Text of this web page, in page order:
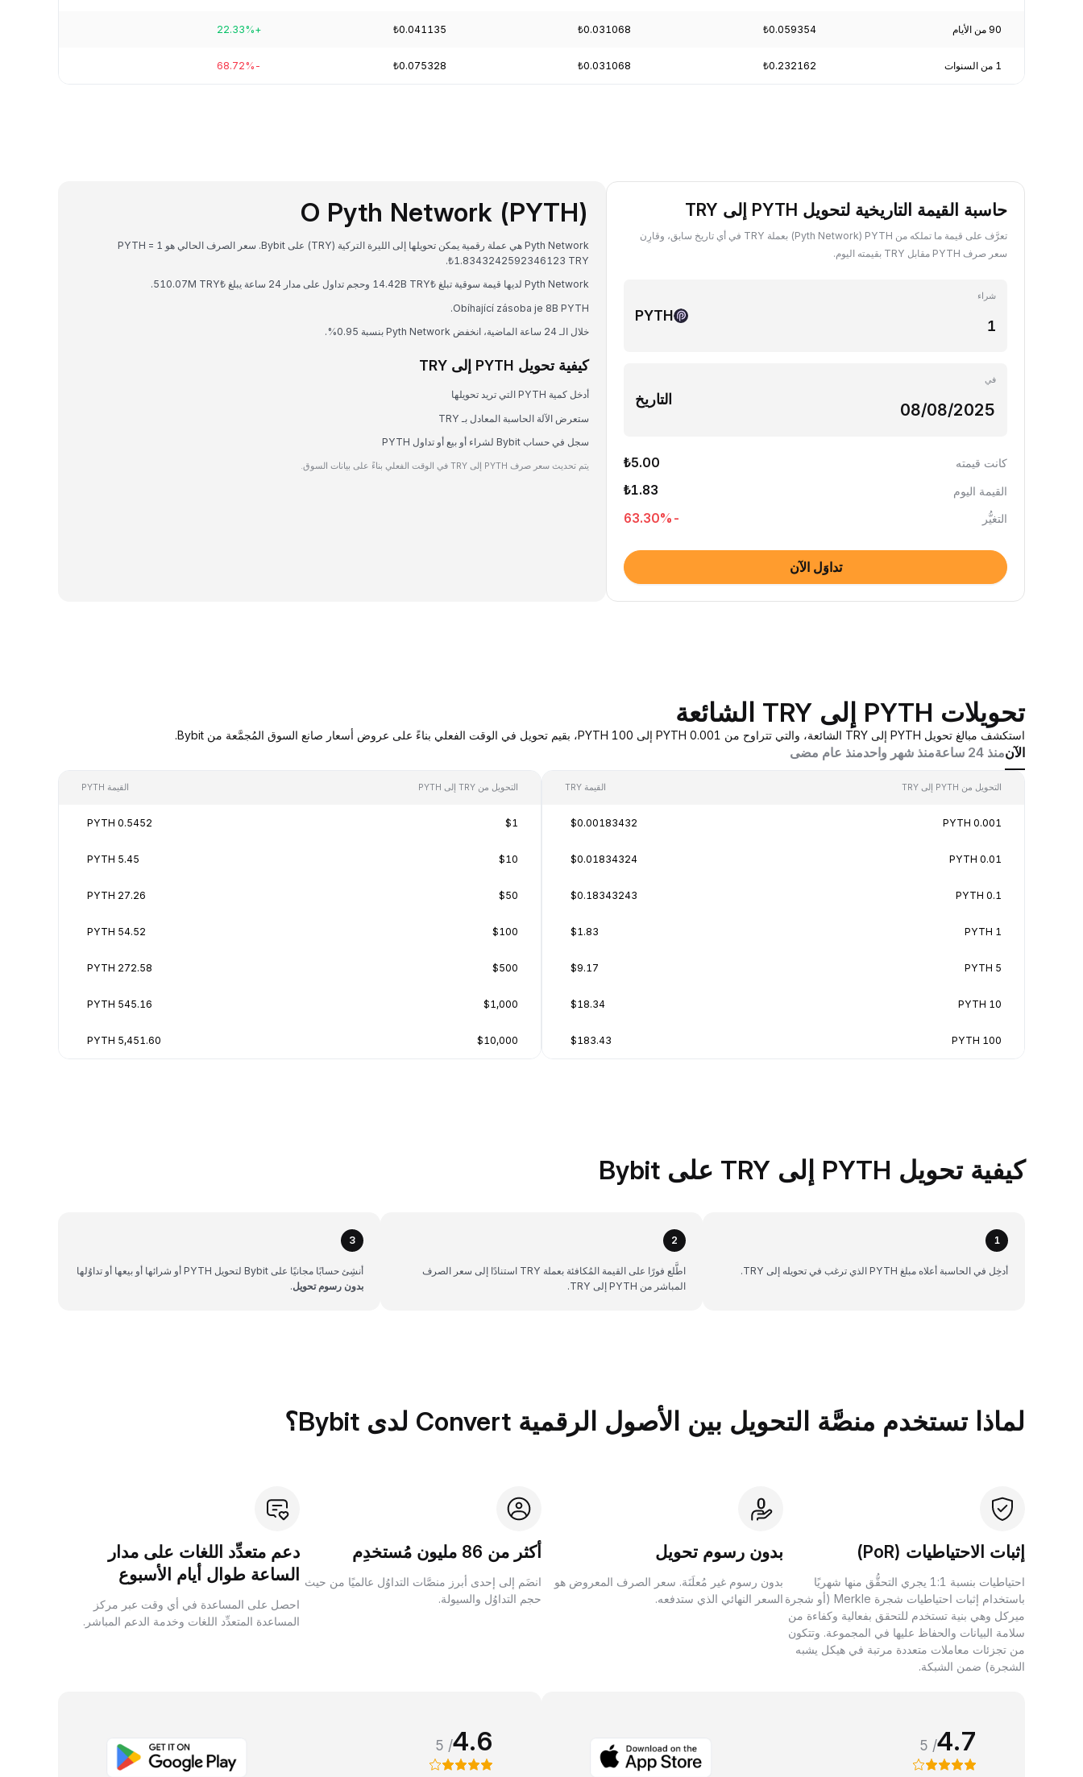
90 من الأيام ₺0.059354
₺0.031068
₺0.041135
+22.33%
1 من السنوات ₺0.232162
₺0.031068
₺0.075328
-68.72%
حاسبة القيمة التاريخية لتحويل PYTH إلى TRY
تعرَّف على قيمة ما تملكه من PYTH ‏(Pyth Network) بعملة TRY في أي تاريخ سابق، وقارِن
سعر صرف PYTH مقابل TRY بقيمته اليوم.
شراء
PYTH
في
التاريخ
كانت قيمته ₺5.00
القيمة اليوم ₺1.83
التغيُّر -63.30
%
تداوَل الآن
O Pyth Network (PYTH)
Pyth Network هي عملة رقمية يمكن تحويلها إلى الليرة التركية (TRY) على Bybit. سعر الصرف الحالي هو 1 PYTH =
₺1.8343242592346123 TRY.
Pyth Network لديها قيمة سوقية تبلغ ₺14.42B TRY وحجم تداول على مدار 24 ساعة يبلغ ₺510.07M TRY.
Obíhající zásoba je 8B PYTH.
خلال الـ 24 ساعة الماضية، انخفض Pyth Network بنسبة 0.95%.
كيفية تحويل PYTH إلى TRY
أدخل كمية PYTH التي تريد تحويلها
ستعرض الآلة الحاسبة المعادل بـ TRY
سجل في حساب Bybit لشراء أو بيع أو تداول PYTH
يتم تحديث سعر صرف PYTH إلى TRY في الوقت الفعلي بناءً على بيانات السوق.
تحويلات PYTH إلى TRY الشائعة
استكشف مبالغ تحويل PYTH إلى TRY الشائعة، والتي تتراوح من 0.001 PYTH إلى 100 PYTH، بقيم تحويل في الوقت الفعلي بناءً على عروض أسعار صانع السوق المُجمَّعة من Bybit.
الآنمنذ 24 ساعة منذ شهر واحدمنذ عام مضى
التحويل من PYTH إلى TRY القيمة TRY
0.001 PYTH
$0.00183432
0.01 PYTH
$0.01834324
0.1 PYTH
$0.18343243
1 PYTH
$1.83
5 PYTH
$9.17
10 PYTH
$18.34
100 PYTH
$183.43
التحويل من TRY إلى PYTH القيمة PYTH
$1
0.5452 PYTH
$10
5.45 PYTH
$50
27.26 PYTH
$100
54.52 PYTH
$500
272.58 PYTH
$1,000
545.16 PYTH
$10,000
5,451.60 PYTH
كيفية تحويل PYTH إلى TRY على Bybit
1
أدخِل في الحاسبة أعلاه مبلغ PYTH الذي ترغب في تحويله إلى TRY.
2
اطَّلع فورًا على القيمة المُكافئة بعملة TRY استنادًا إلى سعر الصرف
المباشر من PYTH إلى TRY.
3
أنشِئ حسابًا مجانيًا على Bybit لتحويل PYTH أو شرائها أو بيعها أو تداوُلها
بدون رسوم تحويل.
لماذا تستخدم منصَّة التحويل بين الأصول الرقمية Convert لدى Bybit؟
إثبات الاحتياطيات (PoR)
احتياطيات بنسبة 1:1 يجري التحقُّق منها شهريًا
باستخدام إثبات احتياطيات شجرة Merkle (أو شجرة
ميركل وهي بنية تستخدم للتحقق بفعالية وكفاءة من
سلامة البيانات والحفاظ عليها في المجموعة. وتتكون
من تجزئات معاملات متعددة مرتبة في هيكل يشبه
الشجرة) ضمن الشبكة.
بدون رسوم تحويل
بدون رسوم غير مُعلَنَة. سعر الصرف المعروض هو
السعر النهائي الذي ستدفعه.
أكثر من 86 مليون مُستخدِم
انضَم إلى إحدى أبرز منصَّات التداوُل عالميًا من حيث
حجم التداوُل والسيولة.
دعم متعدِّد اللغات على مدار
الساعة طوال أيام الأسبوع
احصل على المساعدة في أي وقت عبر مركز
المساعدة المتعدِّد اللغات وخدمة الدعم المباشر.
4.7
/ 5
4.6
/ 5